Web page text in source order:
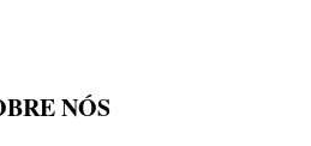
NÓS